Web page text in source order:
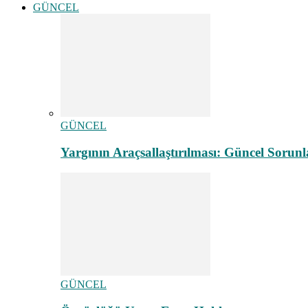
GÜNCEL
GÜNCEL
Yargının Araçsallaştırılması: Güncel
GÜNCEL